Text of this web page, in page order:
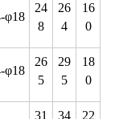
φ18
24
8
26
4
16
0
φ18
26
5
29
5
18
0
31
34
22